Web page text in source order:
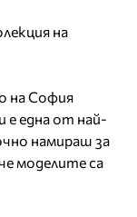
на
на София
е една от най-
намираш за
моделите са